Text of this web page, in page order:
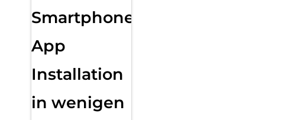
Smartphone
App
Installation
in wenigen